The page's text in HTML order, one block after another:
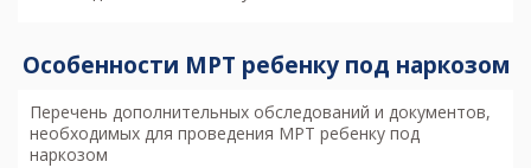
Особенности МРТ ребенку под наркозом
Перечень дополнительных обследований и документов,
необходимых для проведения МРТ ребенку под
наркозом